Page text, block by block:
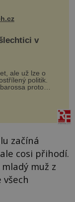
burčák, pes...
v
ale už lze o
politik.
proto
dědice Jindřicha
stal
sporu m...
začíná
cosi přihodí.
muž z